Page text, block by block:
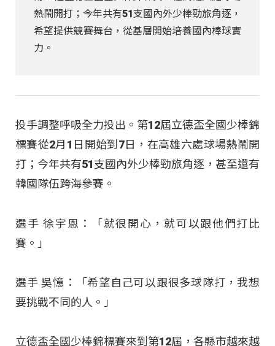
熱鬧開打；今年共有51支國內外少棒勁旅角逐，
希望提供競賽舞台，從基層開始培養國內棒球實
力。
投手調整呼吸全力投出。第12屆立德盃全國少棒錦
標賽從2月1日開始到7日，在高雄六處球場熱鬧開
打；今年共有51支國內外少棒勁旅角逐，甚至還有
韓國隊伍跨海參賽。
選手 徐宇恩：「就很開心，就可以跟他們打比
賽。」
選手 吳憶：「希望自己可以跟很多球隊打，我想
要挑戰不同的人。」
立德盃全國少棒錦標賽來到第12屆，各縣市越來越